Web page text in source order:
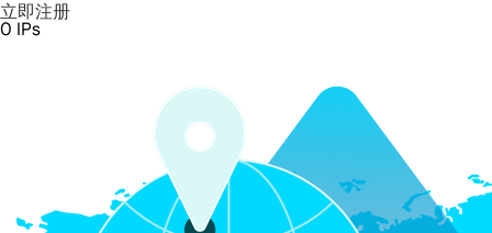
立即注册
0 IPs